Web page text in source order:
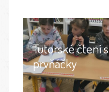
Tutorské čtení s
prvňáčky